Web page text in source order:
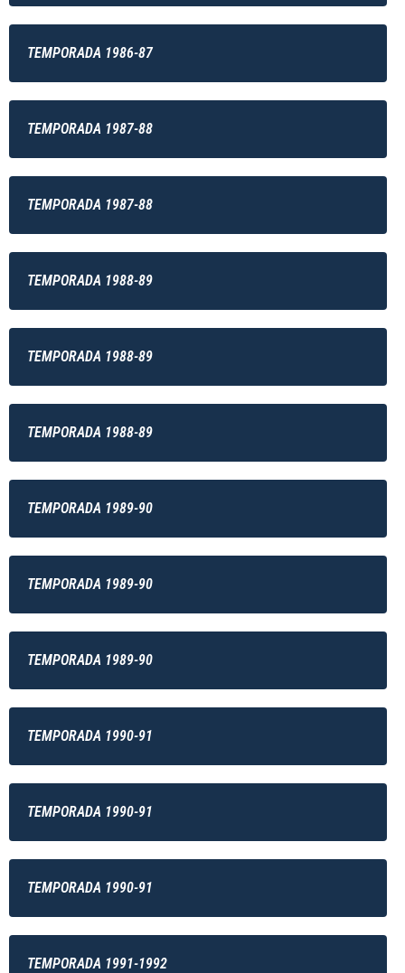
TEMPORADA 1986-87
TEMPORADA 1987-88
TEMPORADA 1987-88
TEMPORADA 1988-89
TEMPORADA 1988-89
TEMPORADA 1988-89
TEMPORADA 1989-90
TEMPORADA 1989-90
TEMPORADA 1989-90
TEMPORADA 1990-91
TEMPORADA 1990-91
TEMPORADA 1990-91
TEMPORADA 1991-1992